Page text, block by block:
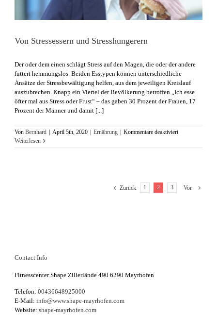
Von Stressessern und Stresshungerern
​Der oder dem einen schlägt Stress auf den Magen, die oder der andere
futtert hemmungslos. Beiden Esstypen können unterschiedliche
Ansätze der Stressbewältigung helfen, aus dem jeweiligen Kreislauf
auszubrechen. Knapp ein Viertel der Bevölkerung betroffen „Ich esse
öfter mal aus Stress oder Frust“ – das gaben 30 Prozent der Frauen, 17
Prozent der Männer und damit [...]
Von Bernhard | April 5th, 2020 | Ernährung | Kommentare deaktiviertfür
Stressessern
Weiterlesen
Zurück 1 2 3 Vor
Contact Info
Fitnesscenter Shape Zillerlände 490 6290 Mayrhofen
Telefon: 00436648925000
E-Mail: info@www.shape-mayrhofen.com
Website: shape-mayrhofen.com